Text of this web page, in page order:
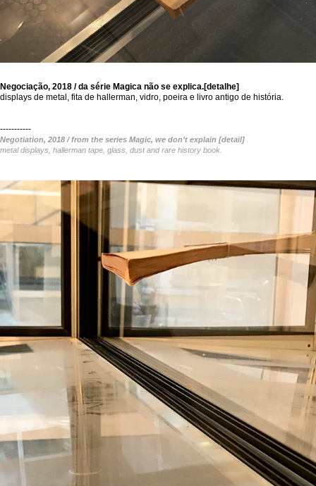
Negociação, 2018 / da série Magica não se explica.[detalhe]
displays de metal, fita de hallerman, vidro, poeira e livro antigo de história.
-----------
Negotiation, 2018 / from the series Magic, we don’t explain [detail]
metal displays, hallerman tape, glass, dust and rare history book.